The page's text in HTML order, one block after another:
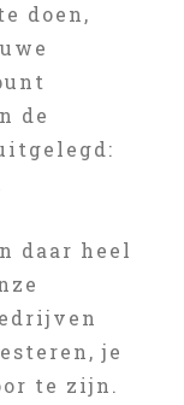
doen,
de
daar heel
je
te zijn.